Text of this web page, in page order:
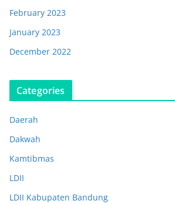
February 2023
January 2023
December 2022
Categories
Daerah
Dakwah
Kamtibmas
LDII
LDII Kabupaten Bandung